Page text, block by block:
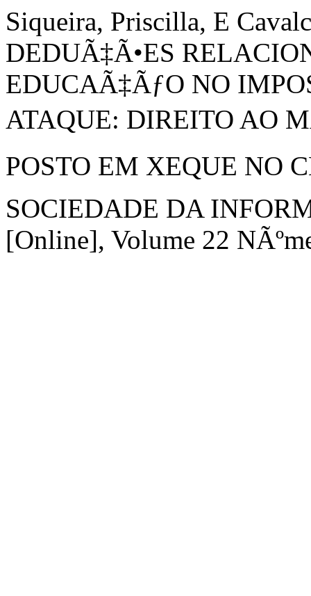
Siqueira, Priscilla, E
DEDUÃ‡Ã•ES
EDUCAÃ‡ÃƒO NO
ATAQUE: DIREITO AO
POSTO EM XEQUE NO
SOCIEDADE DA
[Online], Volume 22